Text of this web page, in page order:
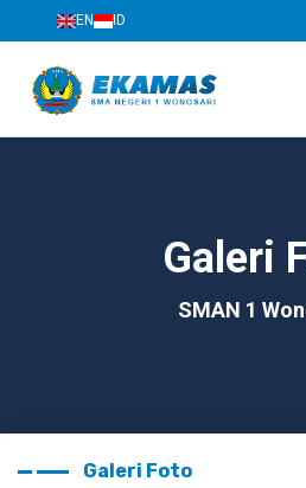
EN ID
Galeri
SMAN 1
Galeri Foto